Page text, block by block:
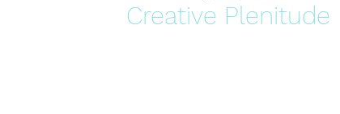
Creative Plenitude